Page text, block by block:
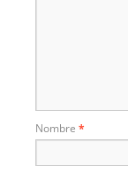
Nombre *